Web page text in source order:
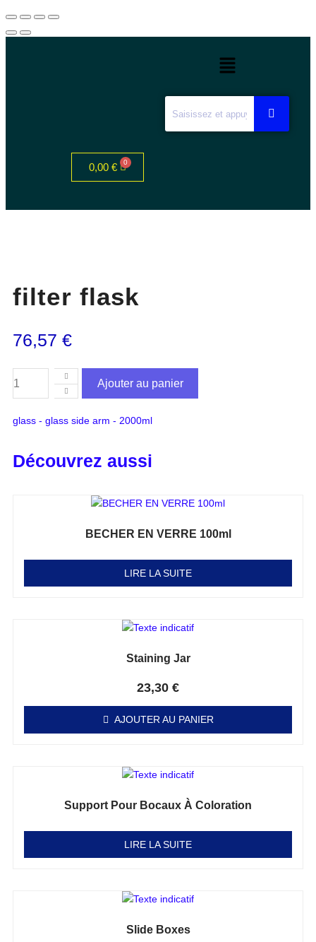
0,00 €
filter flask
76,57 €
Ajouter au panier
glass - glass side arm - 2000ml
Découvrez aussi
BECHER EN VERRE 100ml
LIRE LA SUITE
Staining Jar
23,30 €
AJOUTER AU PANIER
Support Pour Bocaux À Coloration
LIRE LA SUITE
Slide Boxes